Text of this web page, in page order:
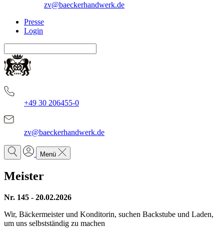
zv@baeckerhandwerk.de
Presse
Login
+49 30 206455-0
zv@baeckerhandwerk.de
Menü
Meister
Nr. 145 - 20.02.2026
Wir, Bäckermeister und Konditorin, suchen Backstube und Laden,
um uns selbstständig zu machen